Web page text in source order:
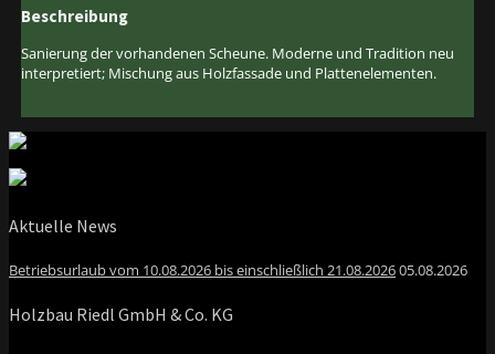
Beschreibung
Sanierung der vorhandenen Scheune. Moderne und Tradition neu
interpretiert; Mischung aus Holzfassade und Plattenelementen.
Aktuelle News
Betriebsurlaub vom 10.08.2026 bis einschließlich 21.08.202605.08.2026
Holzbau Riedl GmbH & Co. KG